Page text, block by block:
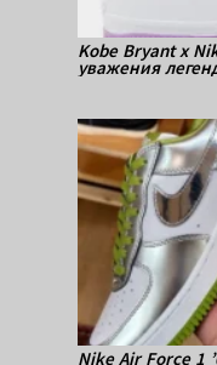
Kobe Bryant x
уважения
Nike Air Force 1